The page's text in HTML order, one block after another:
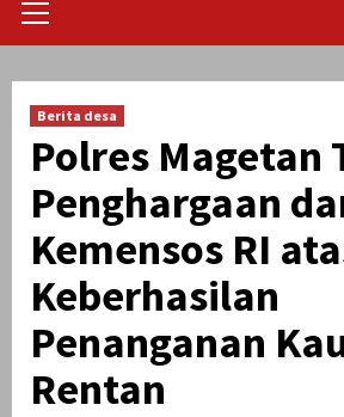
Menu
Berita desa
Polres Magetan
Penghargaan
Kemensos RI
Keberhasilan
Penanganan
Rentan